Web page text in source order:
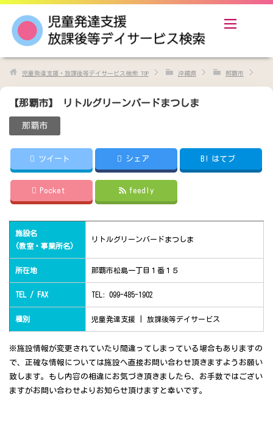
児童発達支援・放課後等デイサービス検索 TOP 沖縄県 那覇市
【那覇市】 リトルグリーンバードまつしま
那覇市
ツイート シェア B! はてブ
Pocket feedly
施設名
(教室・事業所名)
リトルグリーンバードまつしま
所在地 那覇市松島一丁目１番１５
TEL / FAX TEL: 099-485-1902
種別 児童発達支援 | 放課後等デイサービス
※施設情報が変更されていたり間違ってしまっている場合もありますの
で、正確な情報については施設へ直接お問い合わせ頂きますようお願い
致します。もし内容の相違にお気づき頂きましたら、お手数ではござい
ますがお問い合わせよりお知らせ頂けますと幸いです。